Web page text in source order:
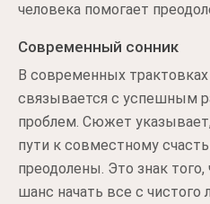
человека помогает
Современный сонник
В современных
связывается с успешным
проблем. Сюжет
пути к совместному
преодолены. Это знак
шанс начать все с чистого